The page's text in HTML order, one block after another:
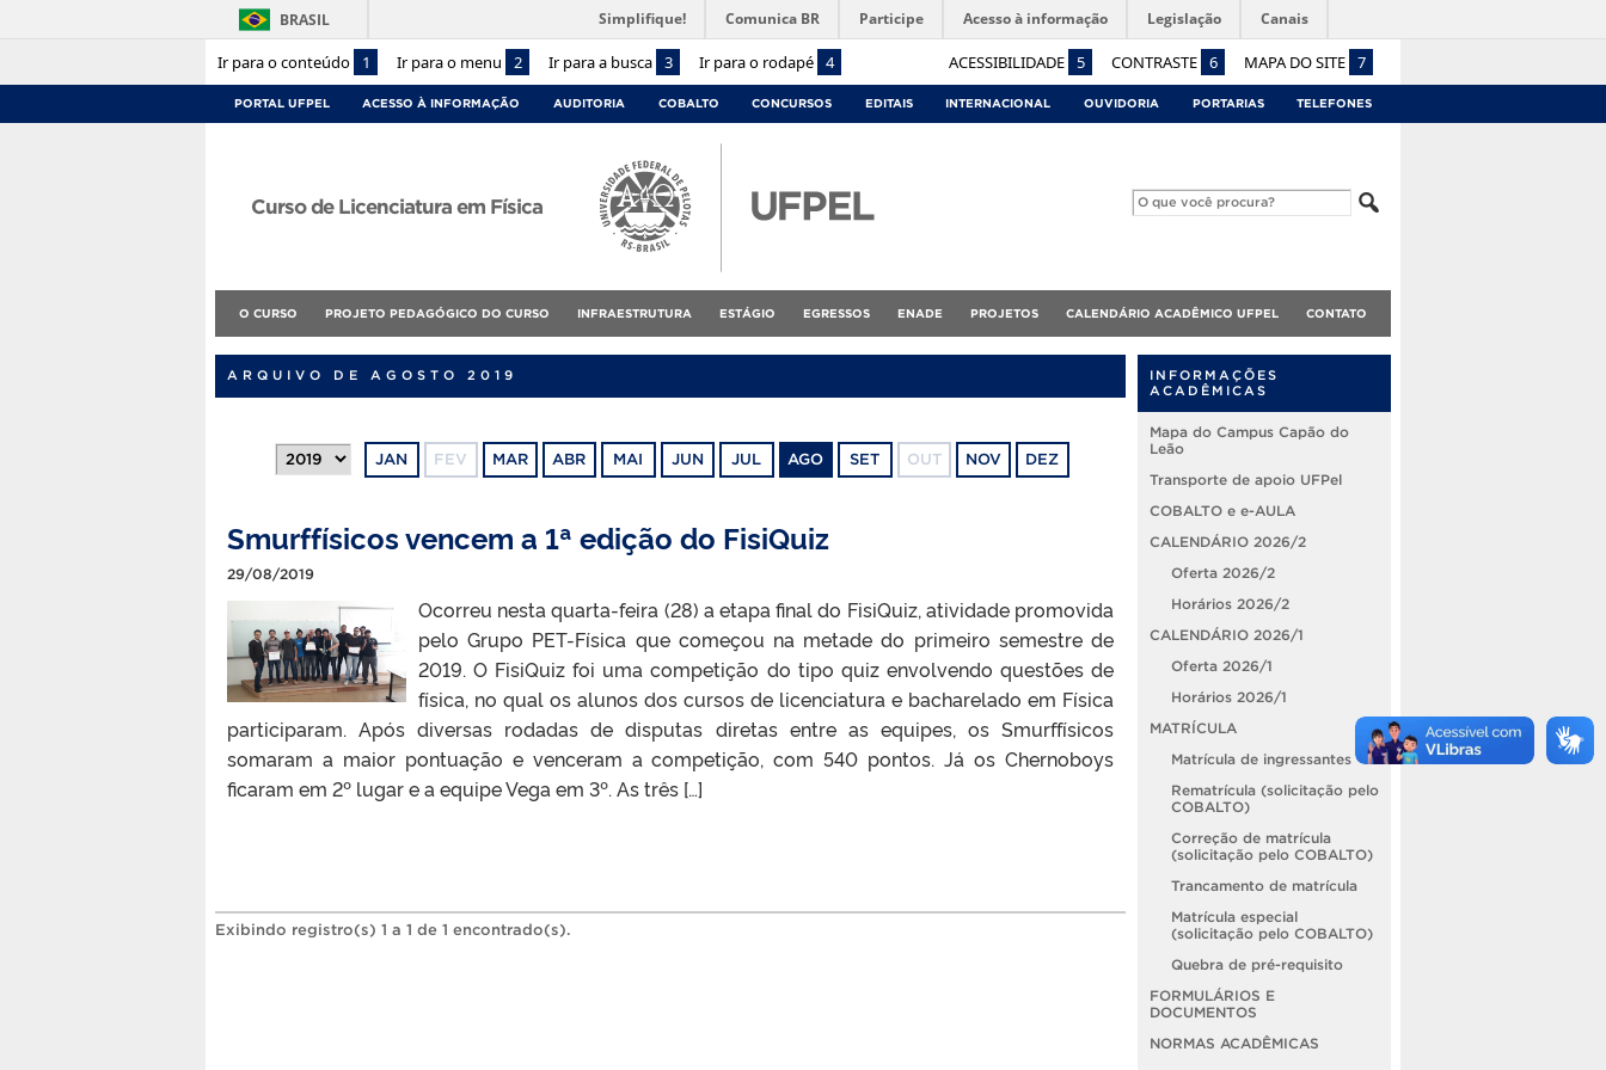
Ir para o conteúdo 1 Ir para o menu 2 Ir para a busca 3 Ir para o rodapé 4 ACESSIBILIDADE 5 CONTRASTE 6 MAPA DO SITE 7
BRASIL Simplifique! Comunica BR Participe Acesso à informação Legislação Canais
PORTAL UFPEL ACESSO À INFORMAÇÃO AUDITORIA COBALTO CONCURSOS EDITAIS INTERNACIONAL OUVIDORIA PORTARIAS TELEFONES
Curso de Licenciatura em Física
O CURSO PROJETO PEDAGÓGICO DO CURSO INFRAESTRUTURA ESTÁGIO EGRESSOS ENADE PROJETOS CALENDÁRIO ACADÊMICO UFPEL CONTATO
ARQUIVO DE AGOSTO 2019
JAN FEV MAR ABR MAI JUN JUL AGO SET OUT NOV DEZ
Smurffísicos vencem a 1ª edição do FisiQuiz
29/08/2019
Ocorreu nesta quarta-feira (28) a etapa final do FisiQuiz, atividade promovida
pelo Grupo PET-Física que começou na metade do primeiro semestre de
2019. O FisiQuiz foi uma competição do tipo quiz envolvendo questões de
física, no qual os alunos dos cursos de licenciatura e bacharelado em Física
participaram. Após diversas rodadas de disputas diretas entre as equipes, os Smurffísicos
somaram a maior pontuação e venceram a competição, com 540 pontos. Já os Chernoboys
ficaram em 2º lugar e a equipe Vega em 3º. As três […]
Exibindo registro(s) 1 a 1 de 1 encontrado(s).
INFORMAÇÕES
ACADÊMICAS
Mapa do Campus Capão do
Leão
Transporte de apoio UFPel
COBALTO e e-AULA
CALENDÁRIO 2026/2
Oferta 2026/2
Horários 2026/2
CALENDÁRIO 2026/1
Oferta 2026/1
Horários 2026/1
MATRÍCULA
Matrícula de ingressantes
Rematrícula (solicitação pelo
COBALTO)
Correção de matrícula
(solicitação pelo COBALTO)
Trancamento de matrícula
Matrícula especial
(solicitação pelo COBALTO)
Quebra de pré-requisito
FORMULÁRIOS E
DOCUMENTOS
NORMAS ACADÊMICAS